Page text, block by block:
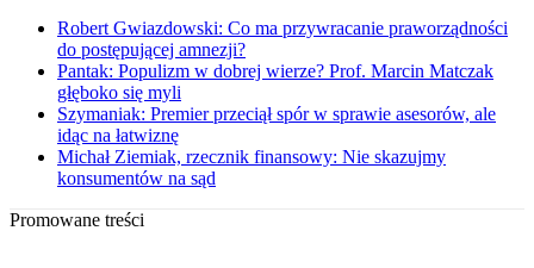
Robert Gwiazdowski: Co ma przywracanie praworządności
do postępującej amnezji?
Pantak: Populizm w dobrej wierze? Prof. Marcin Matczak
głęboko się myli
Szymaniak: Premier przeciął spór w sprawie asesorów, ale
idąc na łatwiznę
Michał Ziemiak, rzecznik finansowy: Nie skazujmy
konsumentów na sąd
Promowane treści